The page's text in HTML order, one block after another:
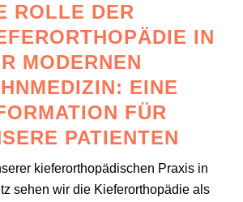
ROLLE DER
IN
MODERNEN
EINE
FÜR
PATIENTEN
kieferorthopädischen Praxis in
sehen wir die Kieferorthopädie als